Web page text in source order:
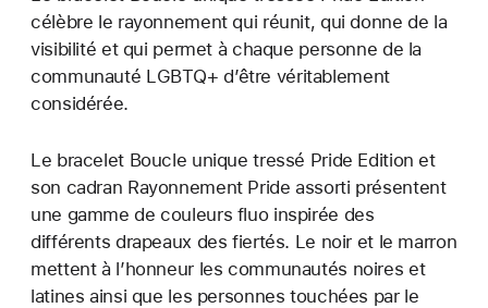
célèbre le rayonnement qui réunit, qui donne de la
visibilité et qui permet à chaque personne de la
communauté LGBTQ+ d’être véritablement
considérée.
Le bracelet Boucle unique tressé Pride Edition et
son cadran Rayonnement Pride assorti présentent
une gamme de couleurs fluo inspirée des
différents drapeaux des fiertés. Le noir et le marron
mettent à l’honneur les communautés noires et
latines ainsi que les personnes touchées par le